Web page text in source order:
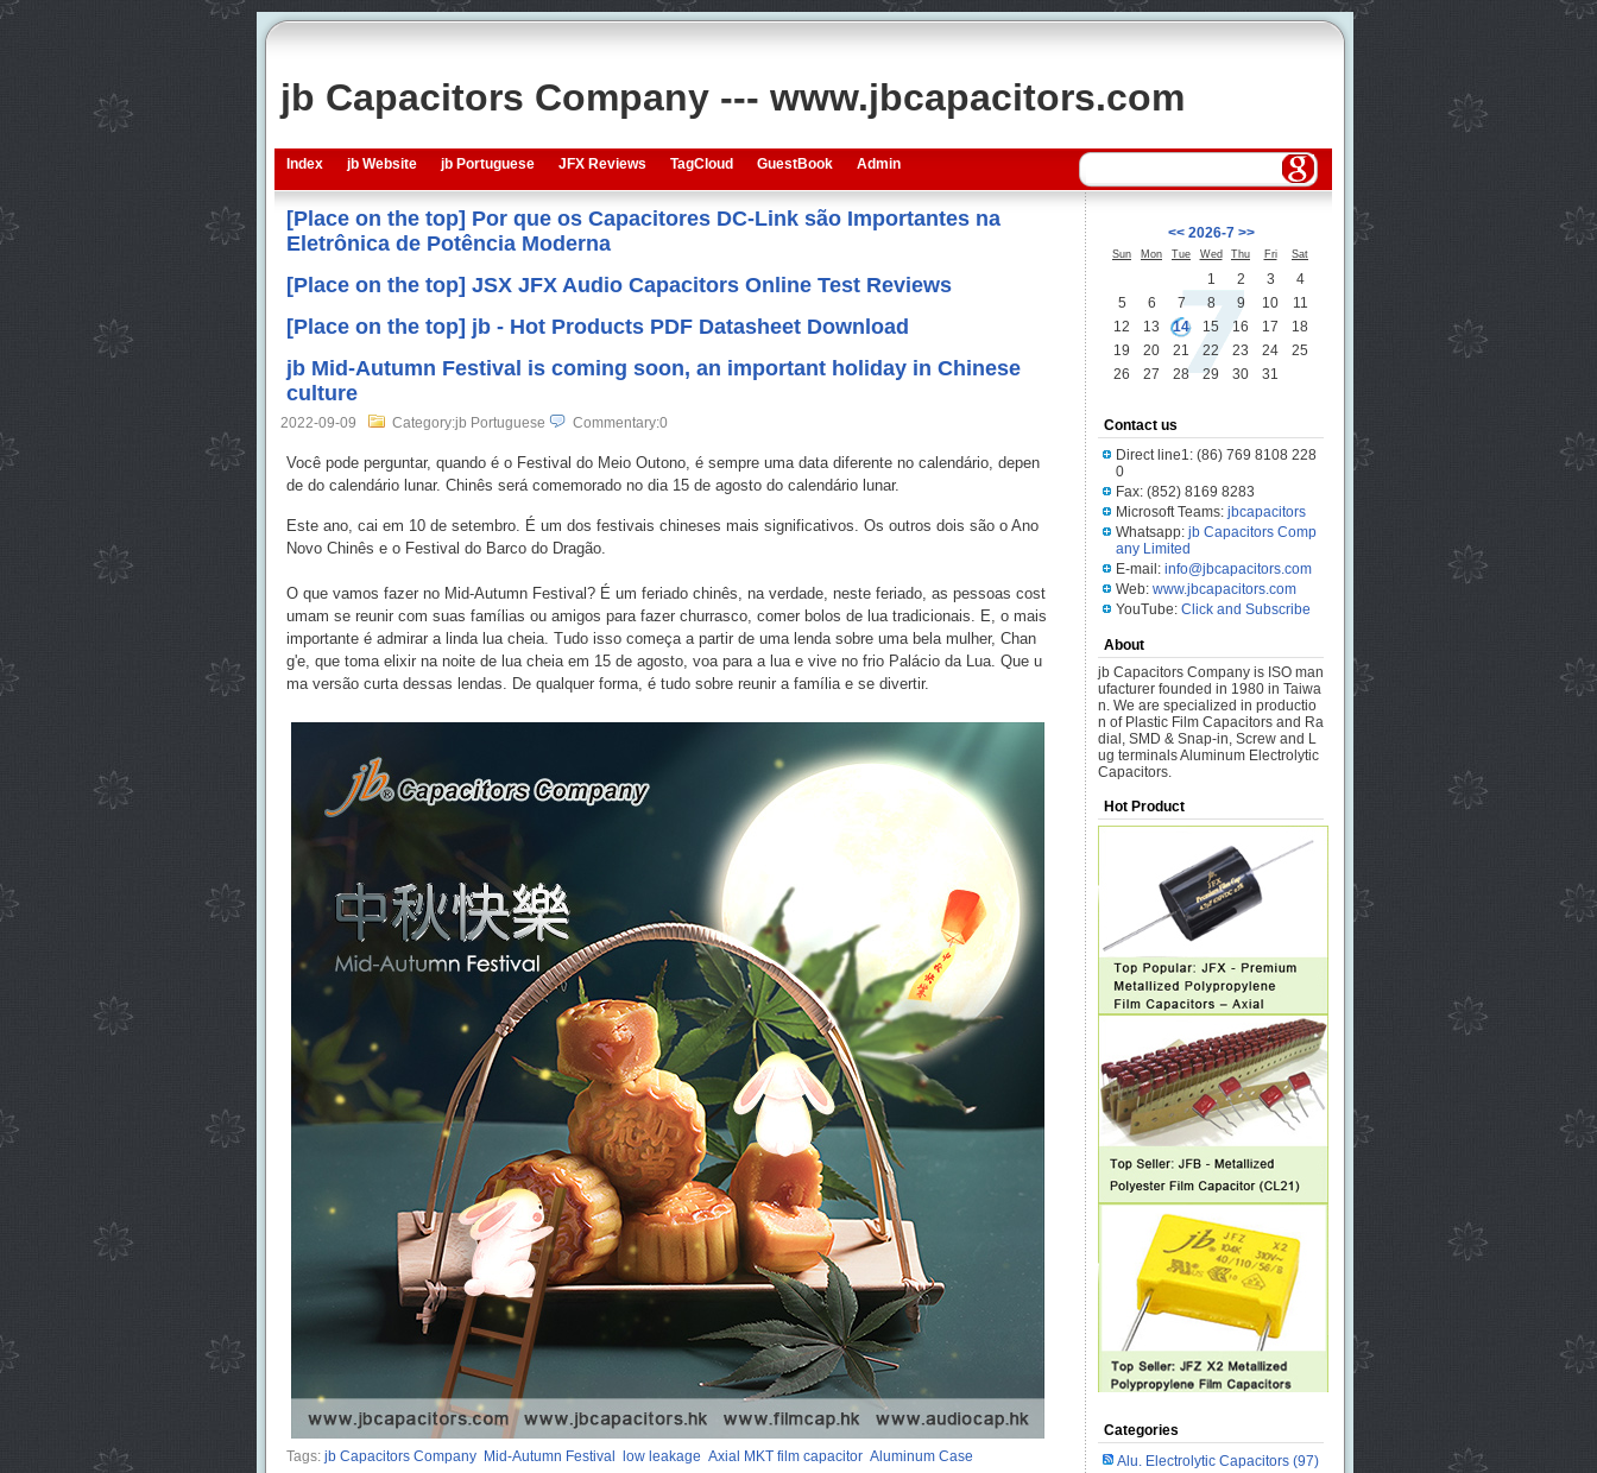
jb Capacitors Company --- www.jbcapacitors.com
Index jb Website jb Portuguese JFX Reviews TagCloud GuestBook Admin
[Place on the top] Por que os Capacitores DC-Link são Importantes na
Eletrônica de Potência Moderna
[Place on the top] JSX JFX Audio Capacitors Online Test Reviews
[Place on the top] jb - Hot Products PDF Datasheet Download
jb Mid-Autumn Festival is coming soon, an important holiday in Chinese
culture
2022-09-09 Category:jb Portuguese Commentary:0
Você pode perguntar, quando é o Festival do Meio Outono, é sempre uma data diferente no calendário, depen
de do calendário lunar. Chinês será comemorado no dia 15 de agosto do calendário lunar.
Este ano, cai em 10 de setembro. É um dos festivais chineses mais significativos. Os outros dois são o Ano
Novo Chinês e o Festival do Barco do Dragão.
O que vamos fazer no Mid-Autumn Festival? É um feriado chinês, na verdade, neste feriado, as pessoas cost
umam se reunir com suas famílias ou amigos para fazer churrasco, comer bolos de lua tradicionais. E, o mais
importante é admirar a linda lua cheia. Tudo isso começa a partir de uma lenda sobre uma bela mulher, Chan
g'e, que toma elixir na noite de lua cheia em 15 de agosto, voa para a lua e vive no frio Palácio da Lua. Que u
ma versão curta dessas lendas. De qualquer forma, é tudo sobre reunir a família e se divertir.
Tags: jb Capacitors Company Mid-Autumn Festival low leakage Axial MKT film capacitor Aluminum Case
<< 2026-7 >>
Sun Mon Tue Wed Thu Fri Sat
1 2 3
4
5
6 7 8 9 10
11
12
13 14 15 16 17
18
19
20 21 22 23 24
25
26
27 28 29 30 31
Contact us
Direct line1: (86) 769 8108 228
0
Fax: (852) 8169 8283
Microsoft Teams: jbcapacitors
Whatsapp: jb Capacitors Comp
any Limited
E-mail: info@jbcapacitors.com
Web: www.jbcapacitors.com
YouTube: Click and Subscribe
About
jb Capacitors Company is ISO man
ufacturer founded in 1980 in Taiwa
n. We are specialized in productio
n of Plastic Film Capacitors and Ra
dial, SMD & Snap-in, Screw and L
ug terminals Aluminum Electrolytic
Capacitors.
Hot Product
Categories
Alu. Electrolytic Capacitors(97)